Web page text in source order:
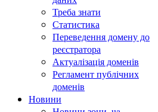
Треба знати
Статистика
Переведення домену до
реєстратора
Актуалізація доменів
Регламент публічних
доменів
Новини